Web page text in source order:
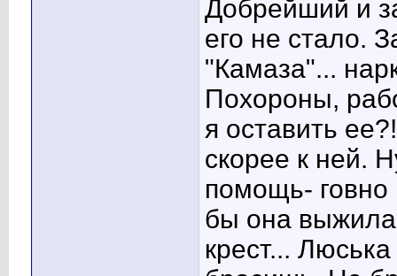
Добрейший и
его не стало.
"Камаза"...
Похороны,
я оставить
скорее к ней.
помощь-
бы она
крест...